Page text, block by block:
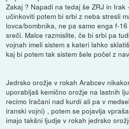
Zakaj ? Napadi na tedaj še ZRJ in Irak
učinkoviti potem bi srbi z neba stresli
lovca/bombnika, ne pa samo enga f-
sreči. Malce razmislite, če bi srbi pa
vojnah imeli sistem s kateri lahko
kaj bi potem tak sistem šele počel z
Jedrsko orožje v rokah Arabcev
uporabljaš kemično orožje na lastnih
recimo Iračani nad kurdi ali pa v
iranski vojni) , potem se pojavlja
imajo takšni ljudje v rokah jedrsko